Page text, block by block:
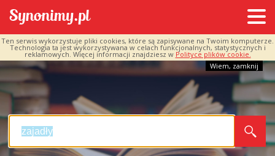
Ten serwis wykorzystuje pliki cookies, które są zapisywane na Twoim komputerze.
Technologia ta jest wykorzystywana w celach funkcjonalnych, statystycznych i
reklamowych. Więcej informacji znajdziesz w Polityce plików cookie.
Wiem, zamknij